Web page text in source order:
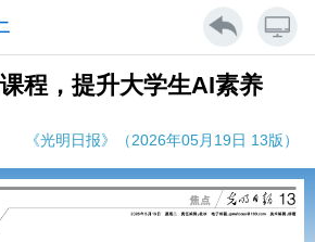
程，提升大学生AI素养
《光明日报》（2026年05月19日 13版）